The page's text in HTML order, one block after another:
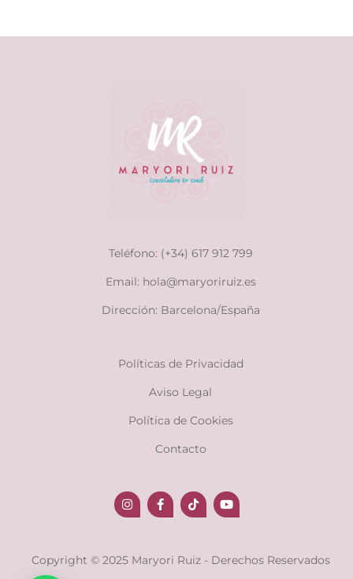
Teléfono: (+34) 617 912 799
Email: hola@maryoriruiz.es
Dirección: Barcelona/España
Políticas de Privacidad
Aviso Legal
Política de Cookies
Contacto
Copyright © 2025 Maryori Ruiz - Derechos Reservados